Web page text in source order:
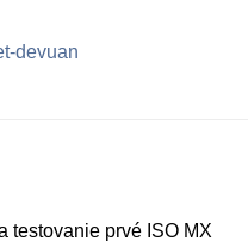
devuan
testovanie prvé ISO MX